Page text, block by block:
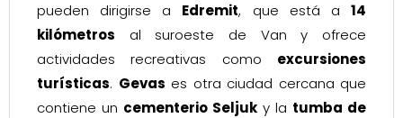
pueden dirigirse a Edremit, que está a14
kilómetros al suroeste de Van y ofrece
actividades recreativas como excursiones
turísticas. Gevas es otra ciudad cercana que
contiene un cementerio Seljuk y la tumba de